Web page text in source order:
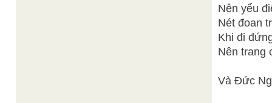
Nên yểu
Nét đoan
Khi đi
Nên trang
Và Đức